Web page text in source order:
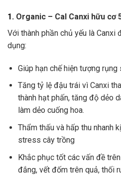
1. Organic – Cal Canxi hữu cơ
Với thành phần chủ yếu là Canxi
dụng:
Giúp hạn chế hiện tượng rụng
Tăng tỷ lệ đậu trái vì Canxi
thành hạt phấn, tăng độ dẻo
làm dẻo cuống hoa.
Thẩm thấu và hấp thu nhanh
stress cây trồng
Khắc phục tốt các vấn đề
đắng, vết đốm trên quả, thối